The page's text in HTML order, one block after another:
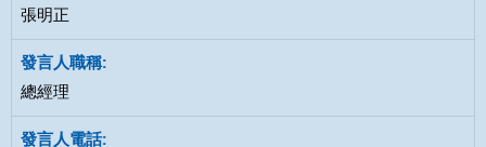
張明正
總經理